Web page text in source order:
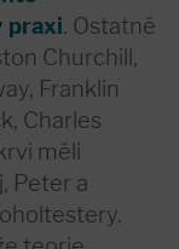
praxi. Ostatně
Churchill,
Franklin
Charles
měli
Peter a